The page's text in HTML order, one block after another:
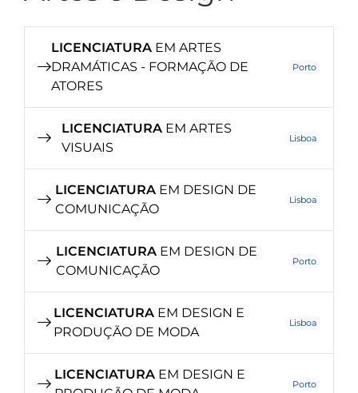
LICENCIATURA EM ARTES
DRAMÁTICAS - FORMAÇÃO DE
ATORES
Porto
LICENCIATURAEM ARTES
VISUAIS
Lisboa
LICENCIATURA EM DESIGN DE
COMUNICAÇÃO
Lisboa
LICENCIATURAEM DESIGN DE
COMUNICAÇÃO
Porto
LICENCIATURA EM DESIGN E
PRODUÇÃO DE MODA
Lisboa
LICENCIATURAEM DESIGN E
Porto